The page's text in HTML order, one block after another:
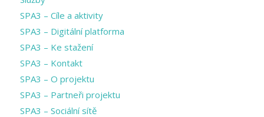
SPA3 – Cíle a aktivity
SPA3 – Digitální platforma
SPA3 – Ke stažení
SPA3 – Kontakt
SPA3 – O projektu
SPA3 – Partneři projektu
SPA3 – Sociální sítě